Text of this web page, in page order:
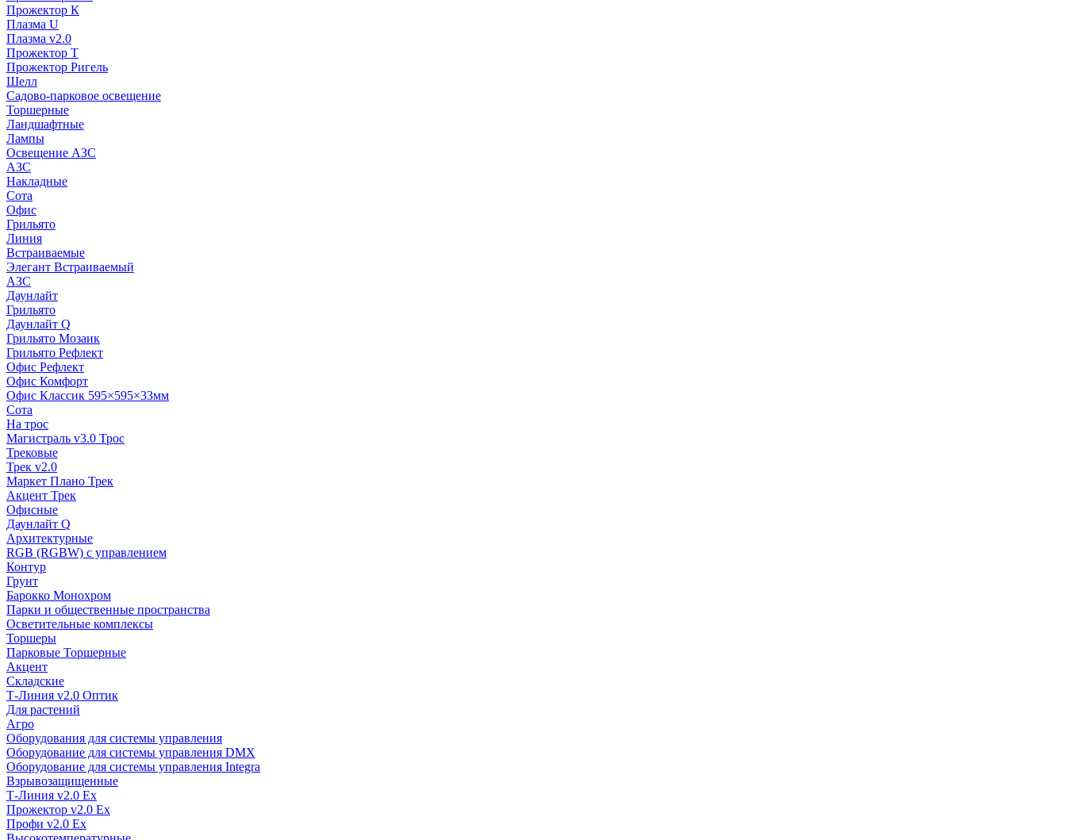
Прожектор К
Плазма U
Плазма v2.0
Прожектор Т
Прожектор Ригель
Шелл
Садово-парковое освещение
Торшерные
Ландшафтные
Лампы
Освещение АЗС
АЗС
Накладные
Сота
Офис
Грильято
Линия
Встраиваемые
Элегант Встраиваемый
АЗС
Даунлайт
Грильято
Даунлайт Q
Грильято Мозаик
Грильято Рефлект
Офис Рефлект
Офис Комфорт
Офис Классик 595×595×33мм
Сота
На трос
Магистраль v3.0 Трос
Трековые
Трек v2.0
Маркет Плано Трек
Акцент Трек
Офисные
Даунлайт Q
Архитектурные
RGB (RGBW) с управлением
Контур
Грунт
Барокко Монохром
Парки и общественные пространства
Осветительные комплексы
Торшеры
Парковые Торшерные
Акцент
Складские
Т-Линия v2.0 Оптик
Для растений
Агро
Оборудования для системы управления
Оборудование для системы управления DMX
Оборудование для системы управления Integra
Взрывозащищенные
Т-Линия v2.0 Ex
Прожектор v2.0 Ex
Профи v2.0 Ex